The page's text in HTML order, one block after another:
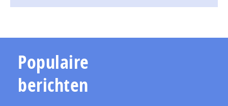
Populaire
berichten